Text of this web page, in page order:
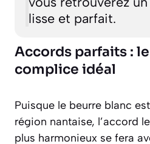
lisse et parfait.
Accords parfaits :
complice idéal
Puisque le beurre blanc
région nantaise, l’accord
plus harmonieux se fera